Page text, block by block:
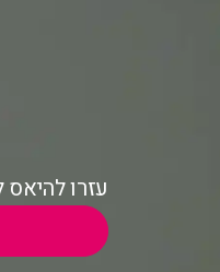
עזרו